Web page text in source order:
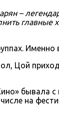
–
главные
Цой
бывала
на